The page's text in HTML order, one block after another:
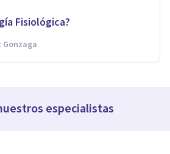
Fisiológica?
especialistas